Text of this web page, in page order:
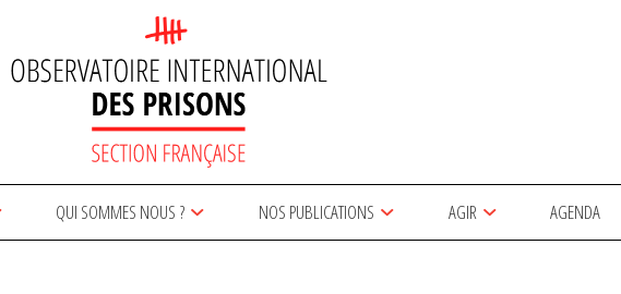
QUI SOMMES NOUS ? NOS PUBLICATIONS AGIR AGENDA